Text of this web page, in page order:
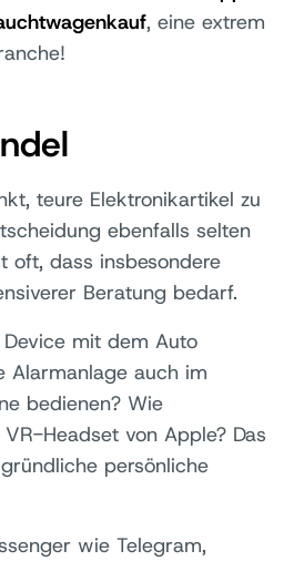
, eine extrem
teure Elektronikartikel zu
ebenfalls selten
oft, dass insbesondere
Beratung bedarf.
mit dem Auto
Alarmanlage auch im
bedienen? Wie
Headset von Apple? Das
persönliche
wie Telegram,